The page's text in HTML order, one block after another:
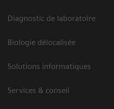
Diagnostic de laboratoire
Biologie délocalisée
Solutions informatiques
Services & conseil